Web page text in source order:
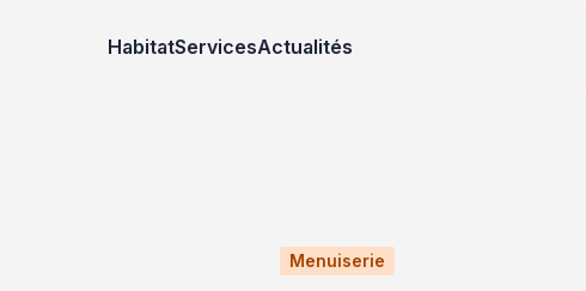
HabitatServicesActualités
Menuiserie